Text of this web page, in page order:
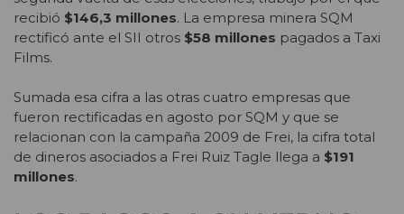
recibió $146,3 millones. La empresa minera SQM
rectificó ante el SII otros $58 millones pagados a Taxi
Films.
Sumada esa cifra a las otras cuatro empresas que
fueron rectificadas en agosto por SQM y que se
relacionan con la campaña 2009 de Frei, la cifra total
de dineros asociados a Frei Ruiz Tagle llega a $191
millones.